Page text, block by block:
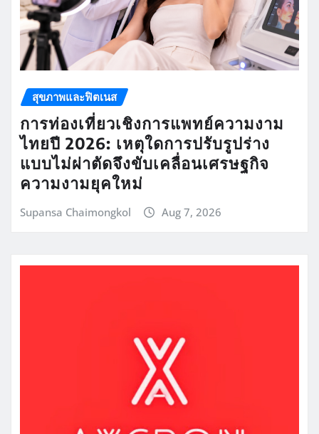
สุขภาพและฟิตเนส
การท่องเที่ยวเชิงการแพทย์ความงาม
ไทยปี 2026: เหตุใดการปรับรูปร่าง
แบบไม่ผ่าตัดจึงขับเคลื่อนเศรษฐกิจ
ความงามยุคใหม่
Supansa Chaimongkol Aug 7, 2026